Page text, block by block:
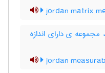
jordan matrix
مجموعه ی دارای اندازه
jordan